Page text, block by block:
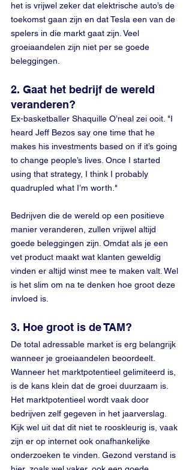
het is vrijwel zeker dat elektrische auto’s de
toekomst gaan zijn en dat Tesla een van de
spelers in die markt gaat zijn. Veel
groeiaandelen zijn niet per se goede
beleggingen.
2. Gaat het bedrijf de wereld
veranderen?
Ex-basketballer Shaquille O’neal zei ooit. "I
heard Jeff Bezos say one time that he
makes his investments based on if it’s going
to change people’s lives. Once I started
using that strategy, I think I probably
quadrupled what I’m worth."
Bedrijven die de wereld op een positieve
manier veranderen, zullen vrijwel altijd
goede beleggingen zijn. Omdat als je een
vet product maakt wat klanten geweldig
vinden er altijd winst mee te maken valt. Wel
is het slim om na te denken hoe groot deze
invloed is.
3. Hoe groot is de TAM?
De total adressable market is erg belangrijk
wanneer je groeiaandelen beoordeelt.
Wanneer het marktpotentieel gelimiteerd is,
is de kans klein dat de groei duurzaam is.
Het marktpotentieel wordt vaak door
bedrijven zelf gegeven in het jaarverslag.
Kijk wel uit dat dit niet te rooskleurig is, vaak
zijn er op internet ook onafhankelijke
onderzoeken te vinden. Gezond verstand is